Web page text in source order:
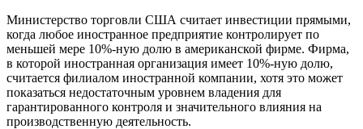
Министерство торговли США считает инвестиции прямыми,
когда любое иностранное предприятие контролирует по
меньшей мере 10%-ную долю в американской фирме. Фирма,
в которой иностранная организация имеет 10%-ную долю,
считается филиалом иностранной компании, хотя это может
показаться недостаточным уровнем владения для
гарантированного контроля и значительного влияния на
производственную деятельность.